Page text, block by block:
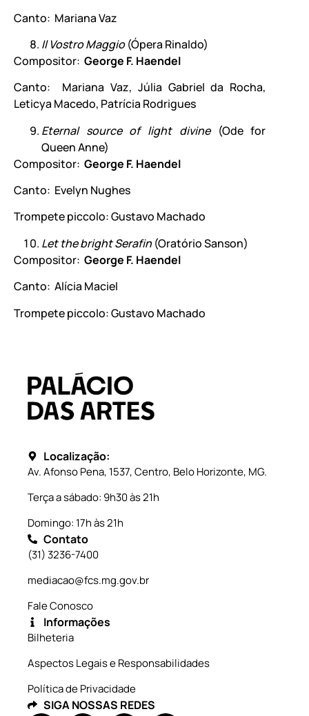
Canto: Mariana Vaz
Il Vostro Maggio(Ópera Rinaldo)
Compositor: George F. Haendel
Canto: Mariana Vaz, Júlia Gabriel da Rocha,
Leticya Macedo, Patrícia Rodrigues
Eternal source of light divine(Ode for
Queen Anne)
Compositor: George F. Haendel
Canto: Evelyn Nughes
Trompete piccolo: Gustavo Machado
Let the bright Serafin (Oratório Sanson)
Compositor: George F. Haendel
Canto: Alícia Maciel
Trompete piccolo: Gustavo Machado
Localização:
Av. Afonso Pena, 1537, Centro, Belo Horizonte, MG.
Terça a sábado: 9h30 às 21h
Domingo: 17h às 21h
Contato
(31) 3236-7400
mediacao@fcs.mg.gov.br
Fale Conosco
Informações
Bilheteria
Aspectos Legais e Responsabilidades
Política de Privacidade
SIGA NOSSAS REDES